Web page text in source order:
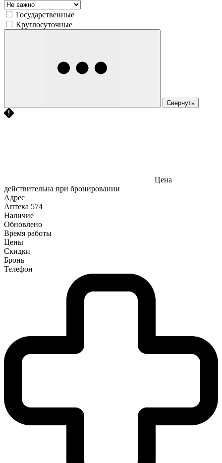
Государственные
Круглосуточные
Свернуть
Цена
действительна при бронировании
Адрес
Аптека 574
Наличие
Обновлено
Время работы
Цены
Скидки
Бронь
Телефон